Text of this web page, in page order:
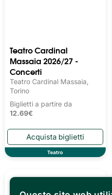
Teatro Cardinal
Massaia 2026/27 -
Concerti
Teatro Cardinal Massaia,
Torino
Biglietti a partire da
12.69€
Teatro